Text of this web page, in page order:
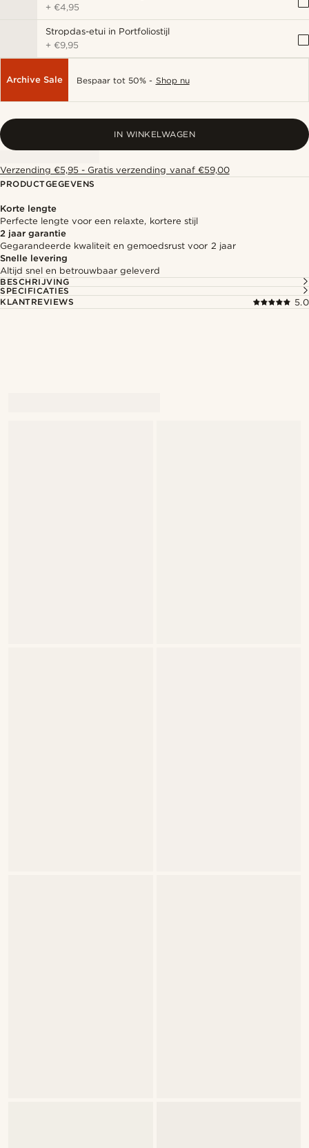
+€4,95
Stropdas-etui in Portfoliostijl
+€9,95
Archive Sale Bespaar tot 50% - Shop nu
IN WINKELWAGEN
Verzending €5,95 - Gratis verzending vanaf €59,00
PRODUCTGEGEVENS
Korte lengte
Perfecte lengte voor een relaxte, kortere stijl
2 jaar garantie
Gegarandeerde kwaliteit en gemoedsrust voor 2 jaar
Snelle levering
Altijd snel en betrouwbaar geleverd
BESCHRIJVING
SPECIFICATIES
KLANTREVIEWS
5.0